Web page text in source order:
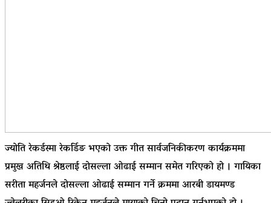
ज्योति रेकर्डस्मा रेकर्डिङ भएको उक्त गीत सार्वजनिकीकरण कार्यक्रममा
प्रमुख अतिथि श्रेष्ठलाई दोसल्ला ओढाई सम्मान समेत गरिएको हो । गायिका
सरीता महर्जनले दोसल्ला ओढाई सम्मान गर्ने क्रममा आरबी डायमण्ड